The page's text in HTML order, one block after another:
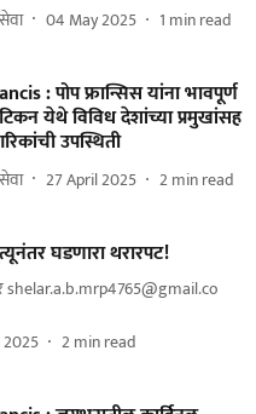
04 May 2025 1 min read
: पोप फ्रान्सिस यांना भावपूर्ण
येथे विविध देशांच्या प्रमुखांसह
उपस्थिती
27 April 2025 2min read
घडणारा थरारपट!
shelar.a.b.mrp4765@gmail.co
2min read